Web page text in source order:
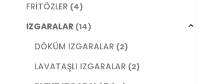
FRİTÖZLER (4)
IZGARALAR (14)
DÖKÜM IZGARALAR (2)
LAVATAŞLI IZGARALAR (2)